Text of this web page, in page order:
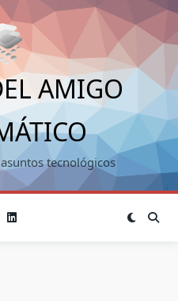
AMIGO
tecnológicos